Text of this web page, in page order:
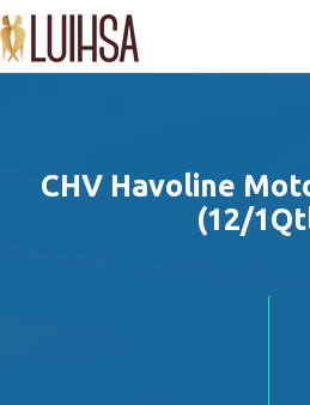
CHV Havoline
(12/